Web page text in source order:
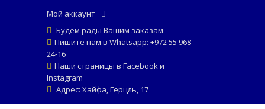
Мой аккаунт
Будем рады Вашим заказам
Пишите нам в Whatsapp: +972 55 968-
24-16
Наши страницы в Facebookи
Instagram
Адрес: Хайфа, Герцль, 17